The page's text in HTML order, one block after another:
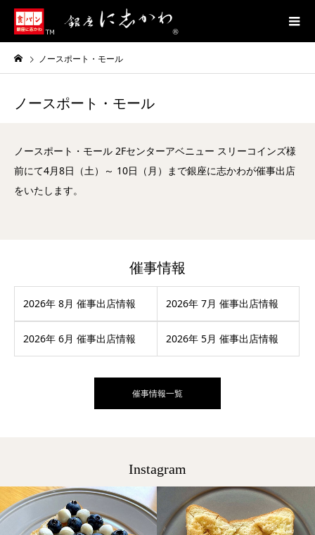
ノースポート・モール
ノースポート・モール
ノースポート・モール 2Fセンターアベニュー スリーコインズ様
前にて4月8日（土）～ 10日（月）まで銀座に志かわが催事出店
をいたします。
催事情報
2026年 8月 催事出店情報 2026年 7月 催事出店情報
2026年 6月 催事出店情報 2026年 5月 催事出店情報
催事情報一覧
Instagram